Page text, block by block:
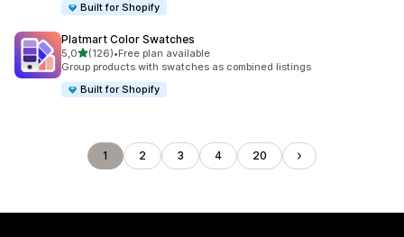
Built for Shopify
Platmart Color Swatches
5,0/ 5 tähteä
(126)
126 arvostelua yhteensä
•Free plan available
Group products with swatches as combined listings
Built for Shopify
1 2 3 4 20